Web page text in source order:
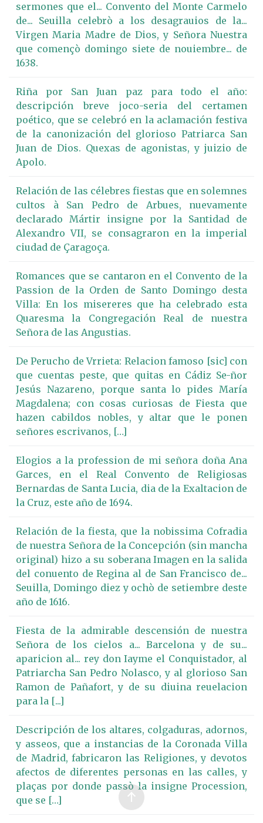
sermones que el... Convento del Monte Carmelo
de... Seuilla celebrò a los desagrauios de la...
Virgen Maria Madre de Dios, y Señora Nuestra
que començò domingo siete de nouiembre... de
1638.
Riña por San Juan paz para todo el año:
descripción breve joco-seria del certamen
poético, que se celebró en la aclamación festiva
de la canonización del glorioso Patriarca San
Juan de Dios. Quexas de agonistas, y juizio de
Apolo.
Relación de las célebres fiestas que en solemnes
cultos à San Pedro de Arbues, nuevamente
declarado Mártir insigne por la Santidad de
Alexandro VII, se consagraron en la imperial
ciudad de Çaragoça.
Romances que se cantaron en el Convento de la
Passion de la Orden de Santo Domingo desta
Villa: En los misereres que ha celebrado esta
Quaresma la Congregación Real de nuestra
Señora de las Angustias.
De Perucho de Vrrieta: Relacion famoso [sic] con
que cuentas peste, que quitas en Cádiz Se-ñor
Jesús Nazareno, porque santa lo pides María
Magdalena; con cosas curiosas de Fiesta que
hazen cabildos nobles, y altar que le ponen
señores escrivanos, […]
Elogios a la profession de mi señora doña Ana
Garces, en el Real Convento de Religiosas
Bernardas de Santa Lucia, dia de la Exaltacion de
la Cruz, este año de 1694.
Relación de la fiesta, que la nobissima Cofradia
de nuestra Señora de la Concepción (sin mancha
original) hizo a su soberana Imagen en la salida
del conuento de Regina al de San Francisco de...
Seuilla, Domingo diez y ochò de setiembre deste
año de 1616.
Fiesta de la admirable descensión de nuestra
Señora de los cielos a... Barcelona y de su...
aparicion al... rey don Iayme el Conquistador, al
Patriarcha San Pedro Nolasco, y al glorioso San
Ramon de Pañafort, y de su diuina reuelacion
para la [...]
Descripción de los altares, colgaduras, adornos,
y asseos, que a instancias de la Coronada Villa
de Madrid, fabricaron las Religiones, y devotos
afectos de diferentes personas en las calles, y
plaças por donde passò la insigne Procession,
que se […]